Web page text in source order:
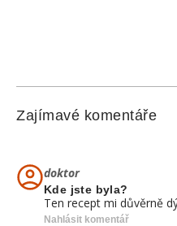
Zajímavé komentáře
doktor
Kde jste byla?
Ten recept mi důvěrně
Nahlásit komentář